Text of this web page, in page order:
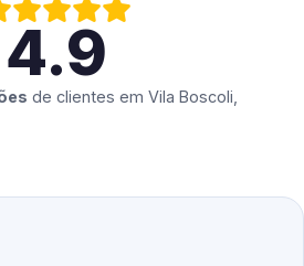
4.9
de clientes em Vila Boscoli,